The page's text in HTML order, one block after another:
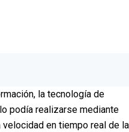
la tecnología de
podía realizarse mediante
en tiempo real de la